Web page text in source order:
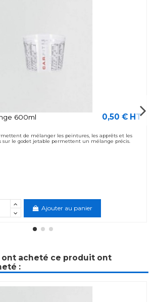
600ml 0,50 € HT
de mélanger les peintures, les apprêts et les
sur le godet jetable permettent un mélange précis.
Ajouter au panier
ont acheté ce produit ont
: